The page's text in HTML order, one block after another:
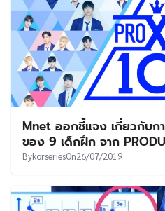
Mnet ออกชี้แจง เกี่ยวกับ
ของ 9 เด็กฝึก จาก
BykorseriesOn26/07/2019